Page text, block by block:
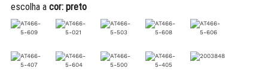
escolha a cor: preto